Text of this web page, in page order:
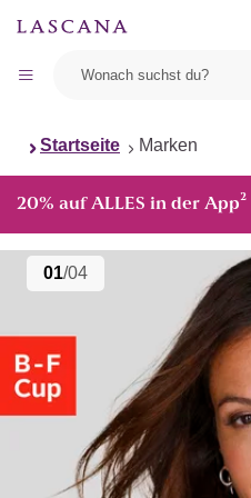
Startseite Marken
20% auf ALLES in der App²
01/04